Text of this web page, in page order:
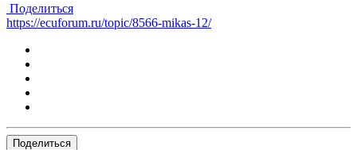
Поделиться
https://ecuforum.ru/topic/8566-mikas-12/
Поделиться